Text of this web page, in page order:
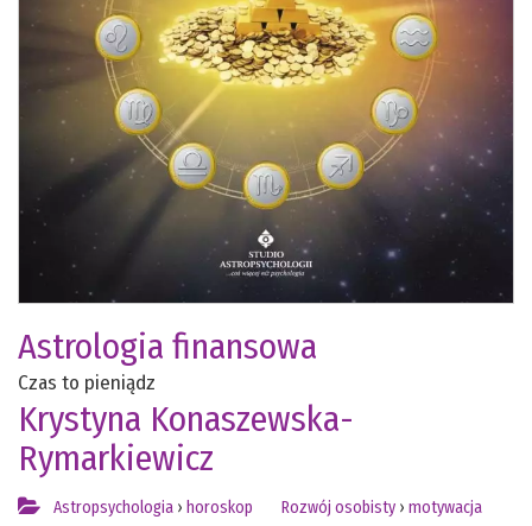
Astrologia finansowa
Czas to pieniądz
Krystyna Konaszewska-
Rymarkiewicz
Astropsychologia › horoskop
Rozwój osobisty › motywacja